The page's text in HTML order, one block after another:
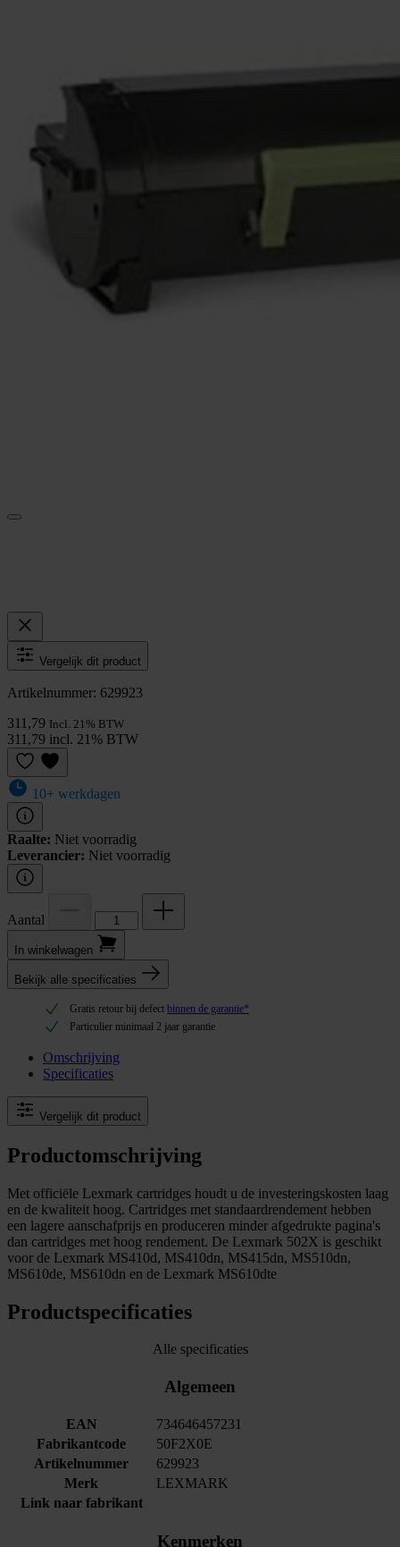
Vergelijk dit product
Artikelnummer: 629923
311,79 Incl. 21% BTW
311,79 incl. 21% BTW
10+ werkdagen
Raalte: Niet voorradig
Leverancier: Niet voorradig
Aantal
In winkel­wagen
Bekijk alle specificaties
Gratis retour bij defect binnen de garantie*
Particulier minimaal 2 jaar garantie
Omschrijving
Specificaties
Vergelijk dit product
Productomschrijving
Met officiële Lexmark cartridges houdt u de investeringskosten laag
en de kwaliteit hoog. Cartridges met standaardrendement hebben
een lagere aanschafprijs en produceren minder afgedrukte pagina's
dan cartridges met hoog rendement. De Lexmark 502X is geschikt
voor de Lexmark MS410d, MS410dn, MS415dn, MS510dn,
MS610de, MS610dn en de Lexmark MS610dte
Productspecificaties
Alle specificaties
Algemeen
EAN
734646457231
Fabrikantcode
50F2X0E
Artikelnummer
629923
Merk
LEXMARK
Link naar fabrikant
Kenmerken